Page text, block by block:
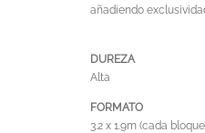
añadiendo
DUREZA
Alta
FORMATO
3.2 x 1.9m (cada